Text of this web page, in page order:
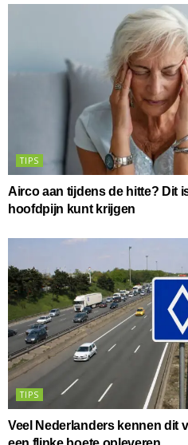
TIPS
Airco aan tijdens de hitte? Dit
hoofdpijn kunt krijgen
TIPS
Veel Nederlanders kennen dit